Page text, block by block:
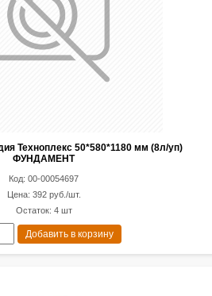
Техноплекс 50*580*1180 мм (8л/уп)
ФУНДАМЕНТ
Код: 00-00054697
Цена: 392 руб./шт.
Остаток: 4 шт
Добавить в корзину